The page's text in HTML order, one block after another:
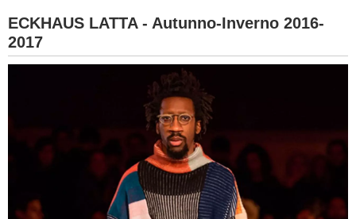
ECKHAUS LATTA - Autunno-Inverno 2016-
2017